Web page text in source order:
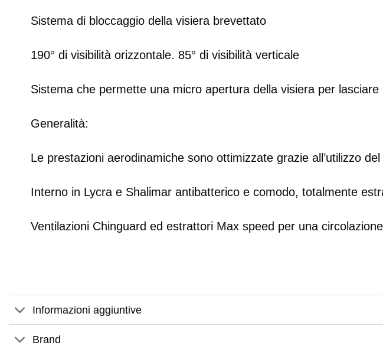
Sistema di bloccaggio della visiera brevettato
190° di visibilità orizzontale. 85° di visibilità verticale
Sistema che permette una micro apertura della visiera per lasciare
Generalità:
Le prestazioni aerodinamiche sono ottimizzate grazie all’utilizzo
Interno in Lycra e Shalimar antibatterico e comodo, totalmente
Ventilazioni Chinguard ed estrattori Max speed per una
Informazioni aggiuntive
Brand